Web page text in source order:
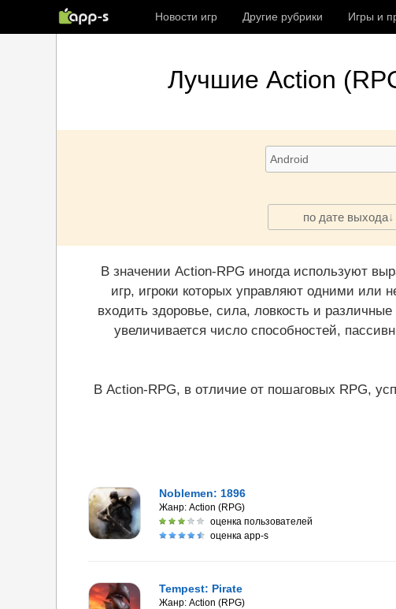
Новости игр Другие рубрики Игры и
Лучшие Action
по дате выхода
В значении Action-RPG иногда используют
игр, игроки которых управляют одними или
входить здоровье, сила, ловкость и
увеличивается число способностей,
В Action-RPG, в отличие от пошаговых RPG,
Noblemen: 1896
Жанр: Action (RPG)
оценка пользователей
оценка app-s
Tempest: Pirate
Жанр: Action (RPG)